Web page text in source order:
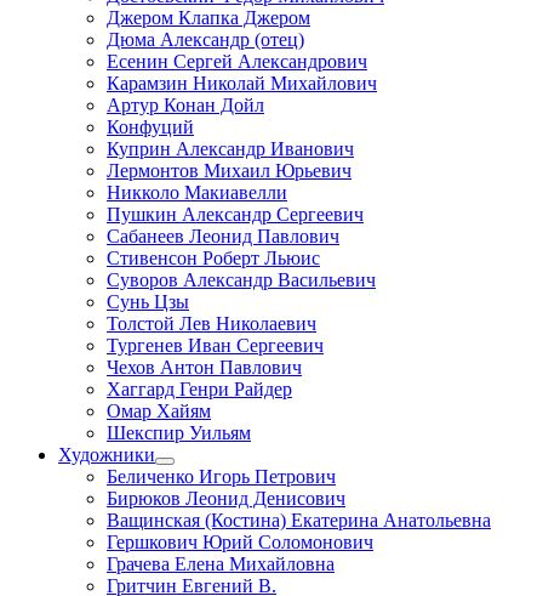
Джером Клапка Джером
Дюма Александр (отец)
Есенин Сергей Александрович
Карамзин Николай Михайлович
Артур Конан Дойл
Конфуций
Куприн Александр Иванович
Лермонтов Михаил Юрьевич
Никколо Макиавелли
Пушкин Александр Сергеевич
Сабанеев Леонид Павлович
Стивенсон Роберт Льюис
Суворов Александр Васильевич
Сунь Цзы
Толстой Лев Николаевич
Тургенев Иван Сергеевич
Чехов Антон Павлович
Хаггард Генри Райдер
Омар Хайям
Шекспир Уильям
Художники
Беличенко Игорь Петрович
Бирюков Леонид Денисович
Ващинская (Костина) Екатерина Анатольевна
Гершкович Юрий Соломонович
Грачева Елена Михайловна
Гритчин Евгений В.